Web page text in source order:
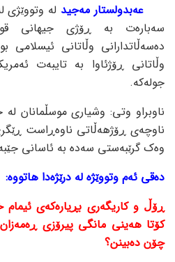
عەبدولستار مەجید لە وتووێژی
سەبارەت بە ڕۆژی جیهانی
دەسەڵاتدارانی وڵاتانی
وڵاتانی ڕۆژئاوا بە تایبەت
جولەکە.
ناوبراو وتی: وشیاری موسڵمانان
ناوچەی ڕۆژهەڵاتی ناوەڕاست
وەک گرێبەستی سەدە بە ئاسانی
دەقی ئەم وتووێژە لە درێژەدا هاتووە:
ڕۆڵ و کاریگەری بڕیارەکەی ئیمام
کۆتا هەینی مانگی پیرۆزی
چۆن دەبینن؟